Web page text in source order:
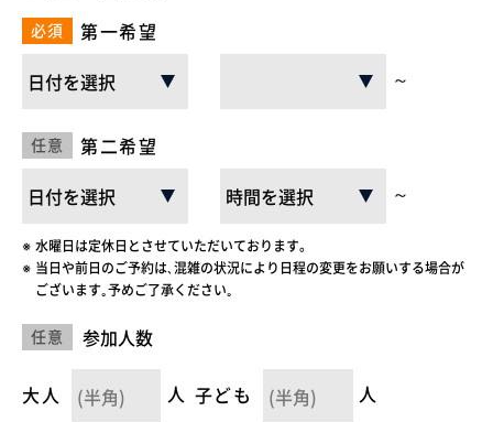
ニュース
プライバシーポリシー
必須
第一希望
～
任意
第二希望
～
水曜日は定休日とさせていただいております。
当日や前日のご予約は､混雑の状況により日程の変更をお願いする場合が
ございます｡予めご了承ください｡
参加人数
任意
大人 人 子ども 人